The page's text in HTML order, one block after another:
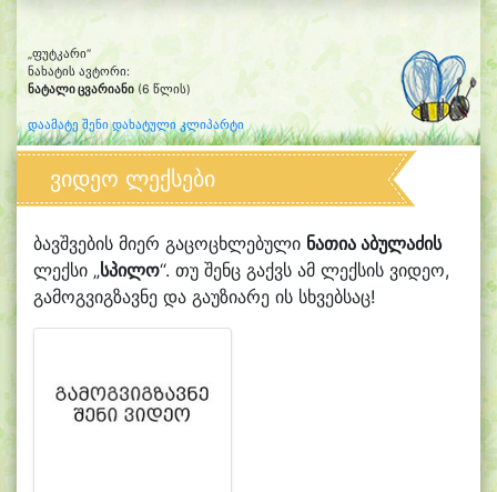
„ფუტკარი“
ნახატის ავტორი:
ნატალი ცვარიანი (6 წლის)
დაამატე შენი დახატული კლიპარტი
ვიდეო ლექსები
ბავშვების მიერ გაცოცხლებული ნათია აბულაძის
ლექსი „სპილო“. თუ შენც გაქვს ამ ლექსის ვიდეო,
გამოგვიგზავნე და გაუზიარე ის სხვებსაც!